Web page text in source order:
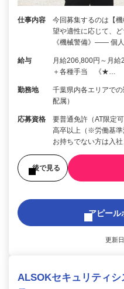
仕事内容
今回募集するのは【
望や適性に応じて、
《機械警備》―― 個
給与
月給206,800円～月給
＋各種手当 《★…
勤務地
千葉県内各エリアで
配属）
応募資格
要普通免許（AT限定
高卒以上（※労働基
お持ちでない方は入社
後で見る
アピール
更新
ALSOKセキュリティ